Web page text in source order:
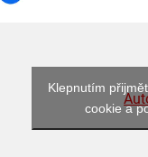
Klepnutím
cookie a